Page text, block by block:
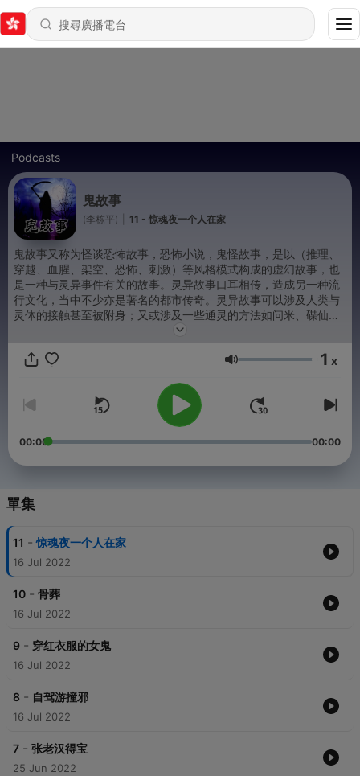
Podcasts
鬼故事
(李栋平) 11 - 惊魂夜一个人在家
鬼故事又称为怪谈恐怖故事，恐怖小说，鬼怪故事，是以（推理、
穿越、血腥、架空、恐怖、刺激）等风格模式构成的虚幻故事，也
是一种与灵异事件有关的故事。灵异故事口耳相传，造成另一种流
行文化，当中不少亦是著名的都市传奇。灵异故事可以涉及人类与
灵体的接触甚至被附身；又或涉及一些通灵的方法如问米、碟仙
音量 1 x
00:00 00:00
單集
11 - 惊魂夜一个人在家
16 Jul 2022
10 - 骨葬
16 Jul 2022
9 - 穿红衣服的女鬼
16 Jul 2022
8 - 自驾游撞邪
16 Jul 2022
7 - 张老汉得宝
25 Jun 2022